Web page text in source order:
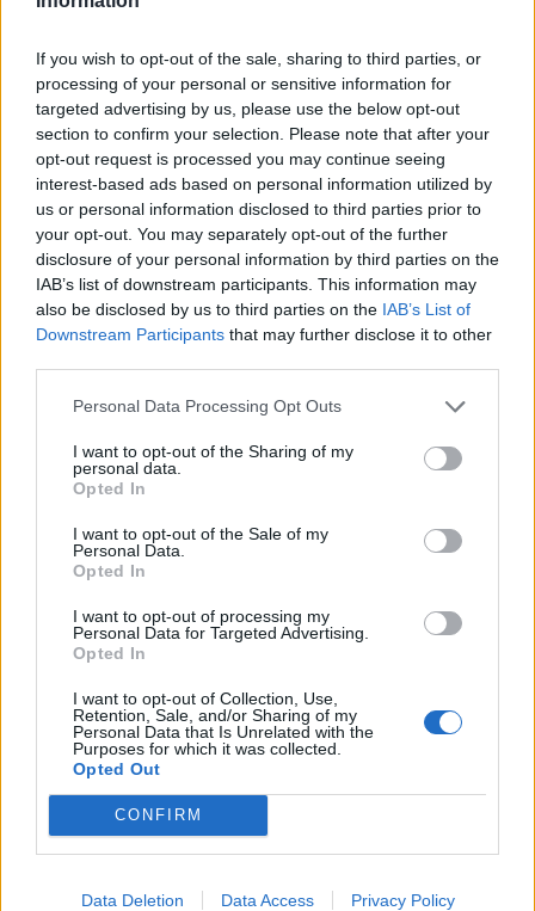
If you wish to opt-out of the sale, sharing to third parties, or
processing of your personal or sensitive information for
targeted advertising by us, please use the below opt-out
section to confirm your selection. Please note that after your
opt-out request is processed you may continue seeing
interest-based ads based on personal information utilized by
us or personal information disclosed to third parties prior to
your opt-out. You may separately opt-out of the further
disclosure of your personal information by third parties on the
IAB’s list of downstream participants. This information may
also be disclosed by us to third parties on the IAB’s List of
Downstream Participants that may further disclose it to other
Personal Data Processing Opt Outs
I want to opt-out of the Sharing of my
personal data.
Opted In
I want to opt-out of the Sale of my
Personal Data.
Opted In
I want to opt-out of processing my
Personal Data for Targeted Advertising.
Opted In
I want to opt-out of Collection, Use,
Retention, Sale, and/or Sharing of my
Personal Data that Is Unrelated with the
Purposes for which it was collected.
Opted Out
CONFIRM
Data Deletion Data Access Privacy Policy
πέθανε σε ηλικία 56 ετών.
Βιβλίο
BookTok trends & ανάγνωση μόνο των
διαλόγων: Η viral συζήτηση που εξόργισε
τους βιβλιοφάγους
26.05.26
Ένα viral post στο X άναψε φωτιές όταν αποκαλύφθηκε ότι
κάποιοι που «τελειώνουν» δεκάδες βιβλία τον χρόνο λένε πως
παραλείποντας περιγραφές και ολόκλη